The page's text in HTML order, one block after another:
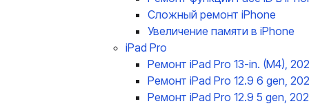
Сложный ремонт iPhone
Увеличение памяти в iPhone
iPad Pro
Ремонт iPad Pro 13-in. (M4),
Ремонт iPad Pro 12.9 6 gen,
Ремонт iPad Pro 12.9 5 gen,